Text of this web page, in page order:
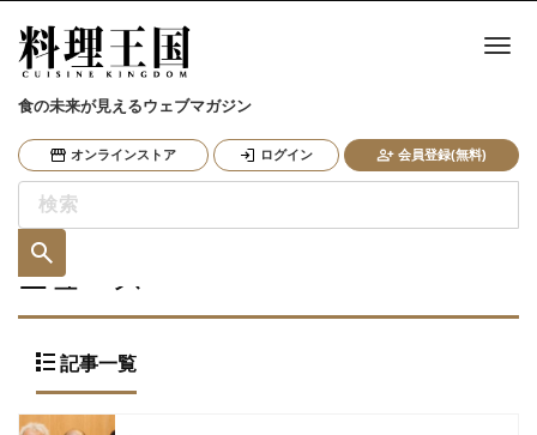
食の未来が見えるウェブマガジン
オンラインストア ログイン 会員登録(無料)
ナ
ニュース
記事一覧